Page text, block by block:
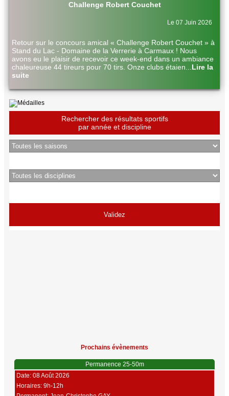
Challenge Robert Couchet
Le 07 Juin 2026
Retour sur le concours amical « Challenge Robert Couchet » à
Stand du Lac - Domaine de la Verrerie à Carmaux ! Nous
avons eu le plaisir de recevoir ce week-end dans un ambiance
chaleureuse 44 tireurs pour 70 tirs. Onze clubs étaien
Lire la
suite
Rechercher des résultats sportifs
par année et discipline
Prochains évènements
Permanence 25-50m
Date: 08 Août 2026
Horaires: 9h-12h